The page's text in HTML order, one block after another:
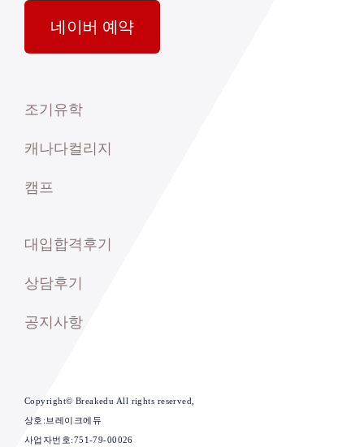
네이버 예약
조기유학
캐나다컬리지
캠프
대입합격후기
상담후기
공지사항
Copyright© Breakedu All rights reserved,
상호:브레이크에듀
사업자번호:751-79-00026